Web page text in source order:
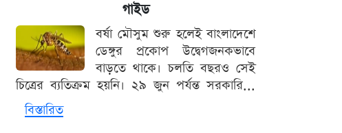
অর্থনৈতিক অঞ্চলগুলোকে সবুজ ও
পরিবেশবান্ধব করার কড়া নির্দেশ প্রধানমন্ত্রীর
৫ আগস্ট নতুন রাজনৈতিক বার্তা নিয়ে
আন্তর্জাতিক প্ল্যাটফর্মে আসছেন সাবেক
গাইড
বর্ষা মৌসুম শুরু হলেই বাংলাদেশে
ডেঙ্গুর প্রকোপ উদ্বেগজনকভাবে
বাড়তে থাকে। চলতি বছরও সেই
চিত্রের ব্যতিক্রম হয়নি। ২৯ জুন পর্যন্ত সরকারি...
বিস্তারিত